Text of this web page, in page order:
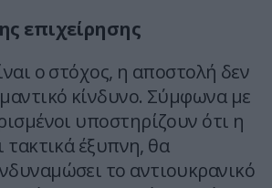
επιχείρησης
ο στόχος, η αποστολή δεν
κίνδυνο. Σύμφωνα με
υποστηρίζουν ότι η
τακτικά έξυπνη, θα
το αντιουκρανικό